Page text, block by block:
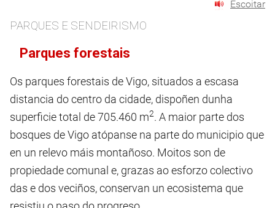
Escoitar
PARQUES E SENDEIRISMO
Parques forestais
Os parques forestais de Vigo, situados a escasa
distancia do centro da cidade, dispoñen dunha
superficie total de 705.460 m2. A maior parte dos
bosques de Vigo atópanse na parte do municipio que
en un relevo máis montañoso. Moitos son de
propiedade comunal e, grazas ao esforzo colectivo
das e dos veciños, conservan un ecosistema que